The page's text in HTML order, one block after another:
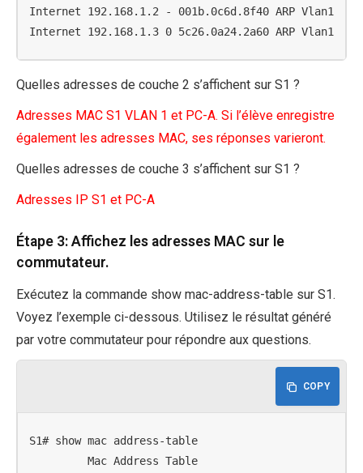
Internet 192.168.1.2 - 001b.0c6d.8f40 ARP Vlan1
Internet 192.168.1.3 0 5c26.0a24.2a60 ARP Vlan1
Quelles adresses de couche 2 s’affichent sur S1 ?
Adresses MAC S1 VLAN 1 et PC-A. Si l’élève enregistre
également les adresses MAC, ses réponses varieront.
Quelles adresses de couche 3 s’affichent sur S1 ?
Adresses IP S1 et PC-A
Étape 3: Affichez les adresses MAC sur le
commutateur.
Exécutez la commande show mac-address-table sur S1.
Voyez l’exemple ci-dessous. Utilisez le résultat généré
par votre commutateur pour répondre aux questions.
COPY
S1# show mac address-table
         Mac Address Table